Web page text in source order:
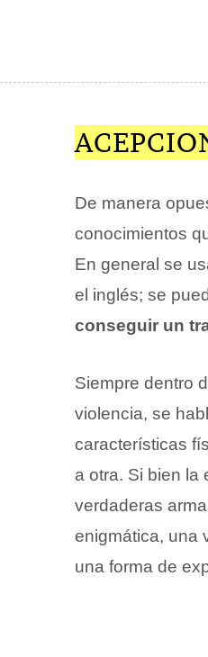
De manera
conocimientos
En general se
el inglés; se
conseguir un
Siempre dentro
violencia, se
características
a otra. Si bien la
verdaderas
enigmática, una
una forma de